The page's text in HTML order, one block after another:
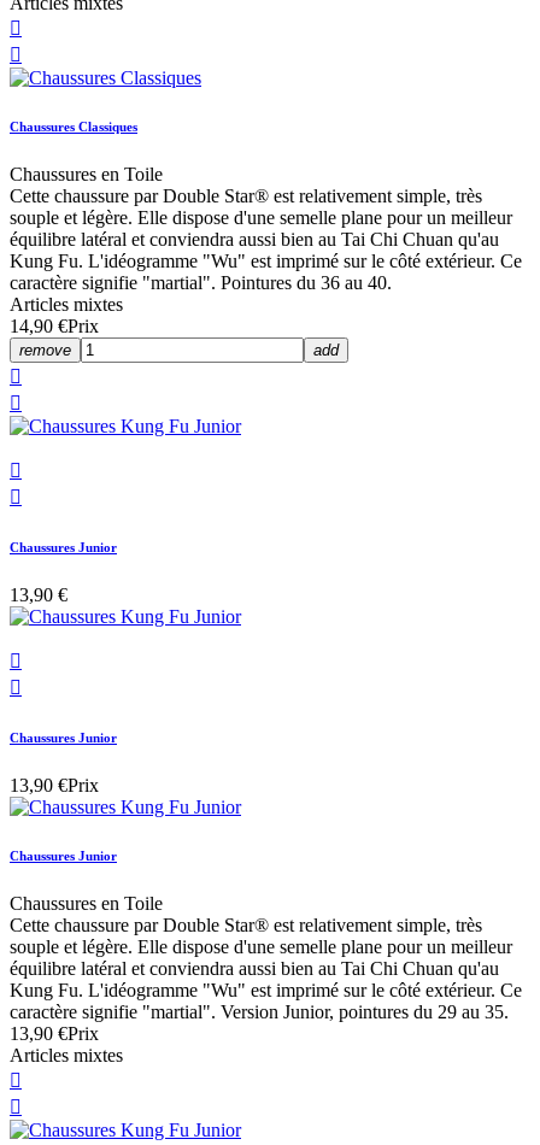


Chaussures Classiques
Chaussures en Toile
Cette chaussure par Double Star® est relativement simple, très
souple et légère. Elle dispose d'une semelle plane pour un meilleur
équilibre latéral et conviendra aussi bien au Tai Chi Chuan qu'au
Kung Fu. L'idéogramme "Wu" est imprimé sur le côté extérieur. Ce
caractère signifie "martial". Pointures du 36 au 40.
Articles mixtes
14,90 €Prix
remove add




Chaussures Junior
13,90 €


Chaussures Junior
13,90 €Prix
Chaussures Junior
Chaussures en Toile
Cette chaussure par Double Star® est relativement simple, très
souple et légère. Elle dispose d'une semelle plane pour un meilleur
équilibre latéral et conviendra aussi bien au Tai Chi Chuan qu'au
Kung Fu. L'idéogramme "Wu" est imprimé sur le côté extérieur. Ce
caractère signifie "martial". Version Junior, pointures du 29 au 35.
13,90 €Prix
Articles mixtes

